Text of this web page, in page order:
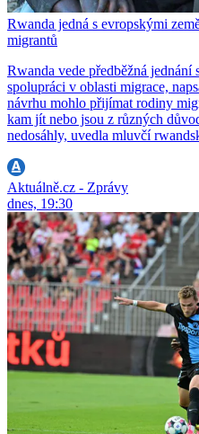
Rwanda jedná s evropskými
migrantů
Rwanda vede předběžná
spolupráci v oblasti migrace,
návrhu mohlo přijímat rodiny
kam jít nebo jsou z různých
nedosáhly, uvedla mluvčí
Aktuálně.cz - Zprávy
dnes, 19:30